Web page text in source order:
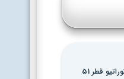
قیمت لوله استیل 304 دکوراتیو قطر 51